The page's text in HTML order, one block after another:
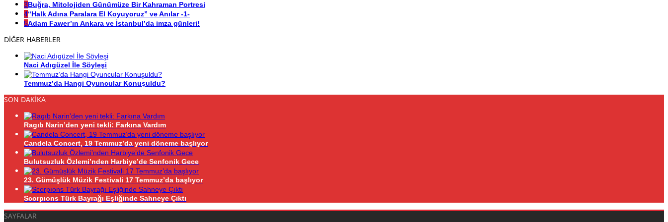
3Buğra, Mitolojiden Günümüze Bir Kahraman Portresi
4“Halk Adına Paralara El Koyuyoruz” ve Anılar -1-
5Adam Fawer’ın Ankara ve İstanbul’da imza günleri!
DİĞER HABERLER
Naci Adıgüzel İle Söyleşi
Temmuz’da Hangi Oyuncular Konuşuldu?
SON DAKİKA
Ragıb Narin’den yeni tekli: Farkına Vardım
Candela Concert, 19 Temmuz’da yeni döneme başlıyor
Bulutsuzluk Özlemi’nden Harbiye’de Senfonik Gece
23. Gümüşlük Müzik Festivali 17 Temmuz’da başlıyor
Scorpıons Türk Bayrağı Eşliğinde Sahneye Çıktı
SAYFALAR